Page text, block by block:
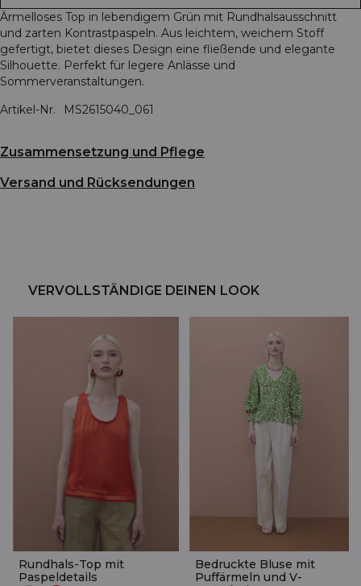
Ärmelloses Top in lebendigem Grün mit Rundhalsausschnitt
und zarten Kontrastpaspeln. Aus leichtem, weichem Stoff
gefertigt, bietet dieses Design eine fließende und elegante
Silhouette. Perfekt für legere Anlässe und
Sommerveranstaltungen.
Artikel-Nr.
MS2615040_061
Zusammensetzung und Pflege
Versand und Rücksendungen
VERVOLLSTÄNDIGE DEINEN LOOK
Rundhals-Top mit
Paspeldetails
Bedruckte Bluse mit
Puffärmeln und V-